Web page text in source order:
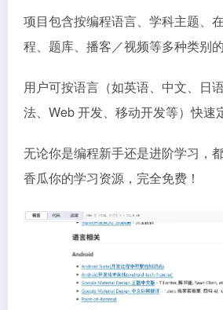
项目包含按编程语言、学科主题、
程、题库、播客／视频等多种类别
用户可按语言（如英语、中文、日
法、Web 开发、移动开发等）快速
无论你是编程新手还是进阶学习，
香瓜你的学习资源，完全免费！